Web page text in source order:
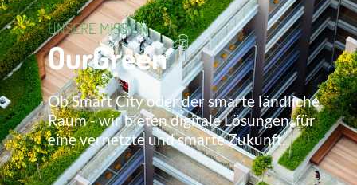
UNSERE MISSION
OurGreen
Ob Smart City oder der smarte ländliche
Raum - wir bieten digitale Lösungen, für
eine vernetzte und smarte Zukunft.